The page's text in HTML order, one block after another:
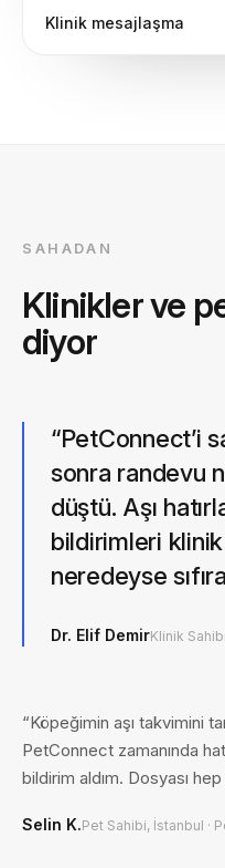
Klinik mesajlaşma
SAHADAN
Klinikler ve
diyor
“PetConnect’i
sonra randevu
düştü. Aşı
bildirimleri klinik
neredeyse
Dr. Elif DemirKlinik
“Köpeğimin aşı takvimini
PetConnect zamanında
bildirim aldım. Dosyası
Selin K.Pet Sahibi, İstanbul ·